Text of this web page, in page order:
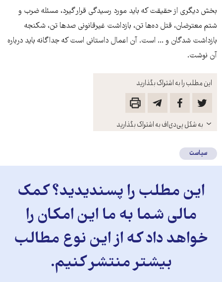
این مطلب را به اشتراک بگذارید
باز
کنید
به شکل پی‌دی‌اف به اشتراک بگذارید
بخش دیگری از حقیقت که باید مورد رسیدگی قرار گیرد، مسئله‌ ضرب و
شتم معترضان، قتل ده‌ها تن، بازداشت غیرقانونی صدها تن، شکنجه
بازداشت شدگان و ... است. آن اعمال داستانی است که جداگانه باید درباره
آن نوشت.
سیاست
این مطلب را پسندیدید؟ کمک
مالی شما به ما این امکان را
خواهد داد که از این نوع مطالب
بیشتر منتشر کنیم.